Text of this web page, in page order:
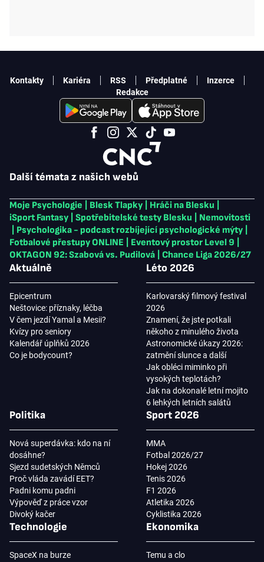
Další témata z našich webů
Moje Psychologie Blesk Tlapky Hráči na Blesku
iSport Fantasy
Spotřebitelské testy Blesku
Nemovitosti
Psychologika - podcast rozbíjející psychologické mýty
Fotbalové přestupy ONLINE
Eventový prostor Level 9
OKTAGON 92: Szabová vs. Pudilová
Chance Liga 2026/27
Aktuálně
Epicentrum
Neštovice: příznaky, léčba
V čem jezdí Yamal a Mesii?
Kvízy pro seniory
Kalendář úplňků 2026
Co je bodycount?
Léto 2026
Karlovarský filmový festival
2026
Znamení, že jste potkali
někoho z minulého života
Astronomické úkazy 2026:
zatmění slunce a další
Jak obléci miminko při
vysokých teplotách?
Jak na dokonalé letní mojito
6 lehkých letních salátů
Politika
Nová superdávka: kdo na ní
dosáhne?
Sjezd sudetských Němců
Proč vláda zavádí EET?
Padni komu padni
Výpověď z práce vzor
Divoký kačer
Sport 2026
MMA
Fotbal 2026/27
Hokej 2026
Tenis 2026
F1 2026
Atletika 2026
Cyklistika 2026
Technologie
SpaceX na burze
Ekonomika
Temu a clo
Kontakty Kariéra RSS Předplatné
Inzerce
Redakce